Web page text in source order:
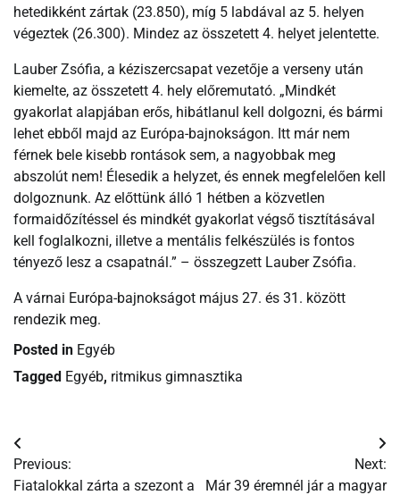
hetedikként zártak (23.850), míg 5 labdával az 5. helyen
végeztek (26.300). Mindez az összetett 4. helyet jelentette.
Lauber Zsófia, a kéziszercsapat vezetője a verseny után
kiemelte, az összetett 4. hely előremutató. „Mindkét
gyakorlat alapjában erős, hibátlanul kell dolgozni, és bármi
lehet ebből majd az Európa-bajnokságon. Itt már nem
férnek bele kisebb rontások sem, a nagyobbak meg
abszolút nem! Élesedik a helyzet, és ennek megfelelően kell
dolgoznunk. Az előttünk álló 1 hétben a közvetlen
formaidőzítéssel és mindkét gyakorlat végső tisztításával
kell foglalkozni, illetve a mentális felkészülés is fontos
tényező lesz a csapatnál.” – összegzett Lauber Zsófia.
A várnai Európa-bajnokságot május 27. és 31. között
rendezik meg.
Posted in Egyéb
Tagged Egyéb, ritmikus gimnasztika
Bejegyzés
navigáció
Previous:
Fiatalokkal zárta a szezont a
Next:
Már 39 éremnél jár a magyar